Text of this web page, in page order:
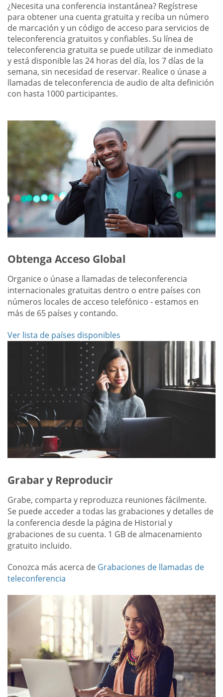
¿Necesita una conferencia instantánea? Regístrese
para obtener una cuenta gratuita y reciba un número
de marcación y un código de acceso para servicios de
teleconferencia gratuitos y confiables. Su línea de
teleconferencia gratuita se puede utilizar de inmediato
y está disponible las 24 horas del día, los 7 días de la
semana, sin necesidad de reservar. Realice o únase a
llamadas de teleconferencia de audio de alta definición
con hasta 1000 participantes.
Obtenga Acceso Global
Organice o únase a llamadas de teleconferencia
internacionales gratuitas dentro o entre países con
números locales de acceso telefónico - estamos en
más de 65 países y contando.
Ver lista de países disponibles
Grabar y Reproducir
Grabe, comparta y reproduzca reuniones fácilmente.
Se puede acceder a todas las grabaciones y detalles de
la conferencia desde la página de Historial y
grabaciones de su cuenta. 1 GB de almacenamiento
gratuito incluido.
Conozca más acerca de Grabaciones de llamadas de
teleconferencia